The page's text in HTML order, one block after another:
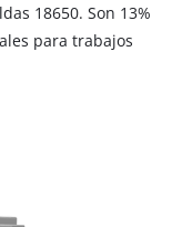
18650. Son 13%
para trabajos